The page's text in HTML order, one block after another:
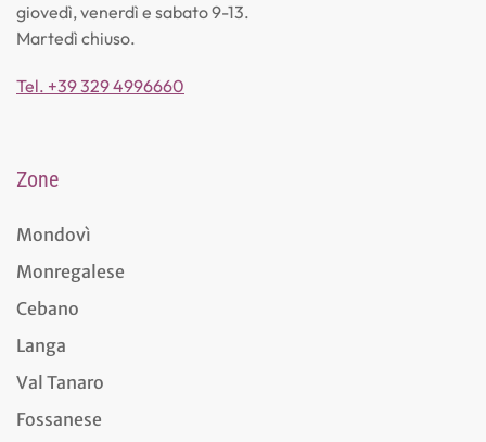
giovedì, venerdì e sabato 9-13.
Martedì chiuso.
Tel. +39 329 4996660
Zone
Mondovì
Monregalese
Cebano
Langa
Val Tanaro
Fossanese